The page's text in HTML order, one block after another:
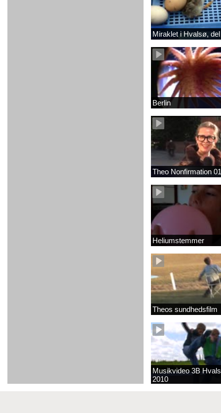
Miraklet i Hvalsø,
Berlin
Theo Nonfirmation 01
Heliumstemmer
Theos sundhedsfilm
Musikvideo 3B
2010